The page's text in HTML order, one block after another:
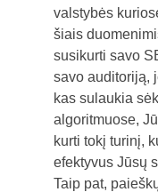
valstybės
šiais
susikurti savo
savo auditoriją,
kas sulaukia
algoritmuose,
kurti tokį turinį,
efektyvus Jūsų
Taip pat,